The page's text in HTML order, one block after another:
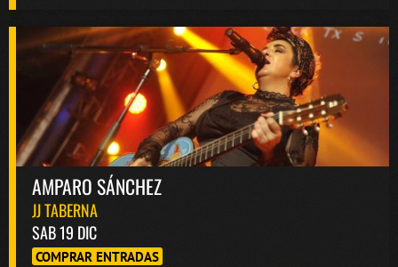
AMPARO SÁNCHEZ
JJ TABERNA
SAB 19 DIC
COMPRAR ENTRADAS